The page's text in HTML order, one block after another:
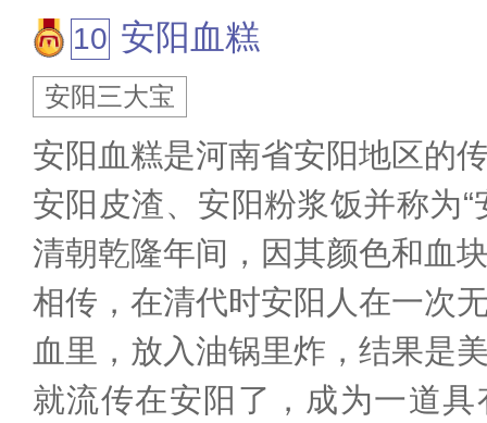
安阳血糕
安阳三大宝
安阳血糕是河南省安阳地区的
安阳皮渣、安阳粉浆饭并称为“
清朝乾隆年间，因其颜色和血
相传，在清代时安阳人在一次
血里，放入油锅里炸，结果是
就流传在安阳了，成为一道